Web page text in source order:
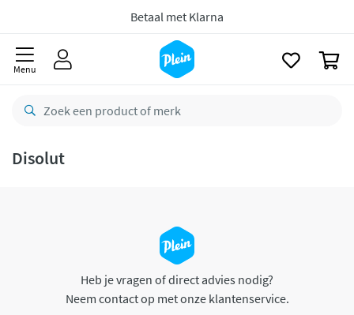
Betaal met Klarna
Menu
Disolut
Heb je vragen of direct advies nodig?
Neem contact op met onze klantenservice.